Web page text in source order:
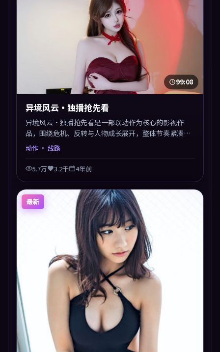
99:08
异境风云·独播抢先看
异境风云·独播抢先看是一部以动作为核心的影视作
品，围绕危机、反转与人物成长展开，整体节奏紧凑，
值得推荐观看。
动作 · 线路
5.7万 3.2千 4年前
最新